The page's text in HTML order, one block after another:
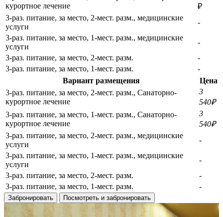
курортное лечение
₽
3-раз. питание, за место, 2-мест. разм., медицинские
услуги
-
3-раз. питание, за место, 1-мест. разм., медицинские
услуги
-
3-раз. питание, за место, 2-мест. разм.
-
3-раз. питание, за место, 1-мест. разм.
-
Вариант размещения
Цена
3-раз. питание, за место, 2-мест. разм., Санаторно-
курортное лечение
3
540₽
3-раз. питание, за место, 1-мест. разм., Санаторно-
курортное лечение
3
540₽
3-раз. питание, за место, 2-мест. разм., медицинские
услуги
-
3-раз. питание, за место, 1-мест. разм., медицинские
услуги
-
3-раз. питание, за место, 2-мест. разм.
-
3-раз. питание, за место, 1-мест. разм.
-
Забронировать Посмотреть и забронировать